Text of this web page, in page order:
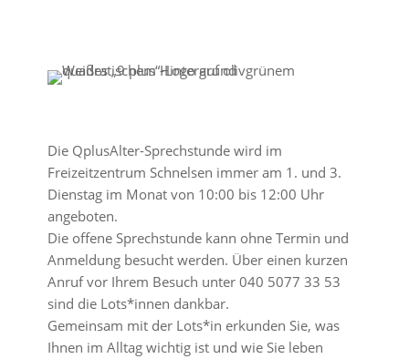
Die QplusAlter-Sprechstunde wird im
Freizeitzentrum Schnelsen immer am 1. und 3.
Dienstag im Monat von 10:00 bis 12:00 Uhr
angeboten.
Die offene Sprechstunde kann ohne Termin und
Anmeldung besucht werden. Über einen kurzen
Anruf vor Ihrem Besuch unter 040 5077 33 53
sind die Lots*innen dankbar.
Gemeinsam mit der Lots*in erkunden Sie, was
Ihnen im Alltag wichtig ist und wie Sie leben